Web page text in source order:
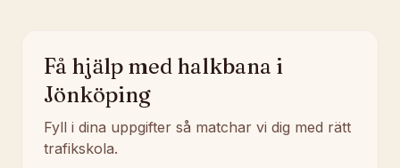
Få hjälp med halkbana i
Jönköping
Fyll i dina uppgifter så matchar vi dig med rätt
trafikskola.